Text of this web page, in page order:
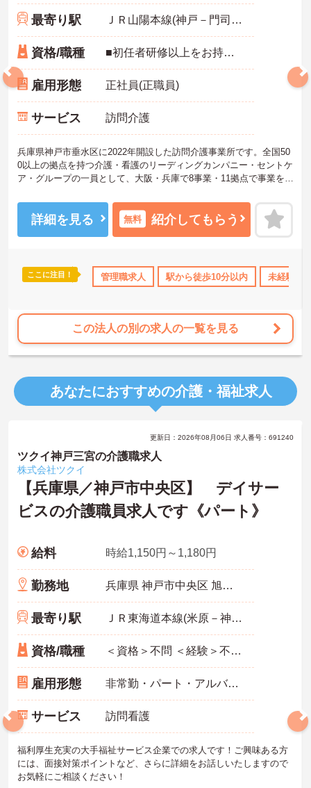
サポート 研修制度あり 産休･育休･介護休暇取得実績あり
最寄り駅 ＪＲ山陽本線(神戸－門司)「垂水駅」徒歩10分
資格/職種 ■初任者研修以上をお持ちの方 ■管理者経験ない方も歓迎、経験者優遇あり ■普通自動車運転免許必須
雇用形態 正社員(正職員)
サービス 訪問介護
兵庫県神戸市垂水区に2022年開設した訪問介護事業所です。全国50
0以上の拠点を持つ介護・看護のリーディングカンパニー・セントケ
ア・グループの一員として、大阪・兵庫で8事業・11拠点で事業を展
あり安心です◎
ご興味ある方には、面接対策ポイントなど、詳細をお話しいたしま
すのでお気軽にご相談ください。
詳細を見る 無料 紹介してもらう
ここに注目！ 管理職求人 駅から徒歩10分以内 未経験OK
この法人の別の求人の一覧を見る
あなたにおすすめの介護・福祉求人
更新日：2026年08月06日 求人番号：691240
ツクイ神戸三宮の介護職求人
株式会社ツクイ
【兵庫県／神戸市中央区】 デイサー
ビスの介護職員求人です《パート》
給料 時給1,150円～1,180円
勤務地 兵庫県 神戸市中央区 旭通1-1-1 サンピア113
最寄り駅 ＪＲ東海道本線(米原－神戸)「三ノ宮(ＪＲ)駅」徒歩10分
資格/職種 ＜資格＞不問 ＜経験＞不問 ※無資格者:入社半年以内に会社負担で認知症介護基礎研修受講
雇用形態 非常勤・パート・アルバイト
サービス 訪問看護
福利厚生充実の大手福祉サービス企業での求人です！ご興味ある方
には、面接対策ポイントなど、さらに詳細をお話しいたしますので
お気軽にご相談ください！